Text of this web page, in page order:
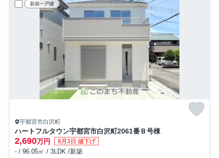
新築一戸建
宇都宮市白沢町
ハートフルタウン宇都宮市白沢町2061番Ｂ号棟
2,690万円 8月3日 値下げ
- / 96.05㎡ / 3LDK /新築